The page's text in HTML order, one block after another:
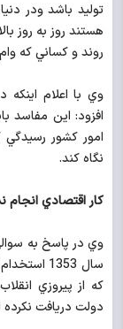
توليد باشد ودر
هستند روز به روز
روند و كساني كه
وي با اعلام اينكه
افزود: اين مفاسد
امور كشور
نگاه كند.
كار اقتصادي انجام
وي در پاسخ به
سال
كه از پيروزي
دولت دريافت نكرده